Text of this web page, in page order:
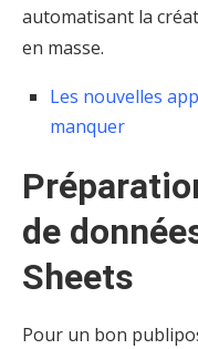
automatisant la
en masse.
Les nouvelles
manquer
de
Sheets
Pour un bon